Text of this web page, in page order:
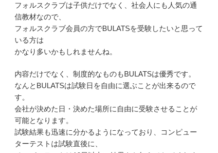
フォルスクラブは子供だけでなく、社会人にも人気の通
信教材なので、
フォルスクラブ会員の方でBULATSを受験したいと思って
いる方は
かなり多いかもしれませんね。
内容だけでなく、制度的なものもBULATSは優秀です。
なんとBULATSは試験日を自由に選ぶことが出来るので
す。
会社が決めた日・決めた場所に自由に受験させることが
可能となります。
試験結果も迅速に分かるようになっており、コンピュー
ターテストは試験直後に、